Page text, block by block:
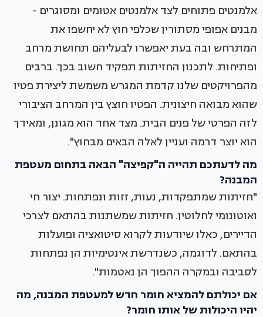
אלמנטים פתוחים לצד אלמנטים אטומים ומסוגרים -
מבנים אפופי מסתורין שכלפי חוץ לא יחשפו את
המתרחש ובה בעת יאפשרו לבעליהם תחושת מרחב
ופתיחות. לתכנון החזיתות תפקיד חשוב בכך. ברבים
מהפרויקטים שלנו קדמת המגרש משמשת ליצירת פטיו
שהוא מבואה חיצונית. הפטיו חוצץ בין המרחב הציבורי
לזה הפרטי של פנים הבית. מצד אחד הוא מגונן, ומאידך
הוא יוצר דרמה ועניין לאלה הבאים מבחוץ".
מה לדעתכם תהייה ה"קפיצה" הבאה בתחום מעטפת
המבנה?
"חזיתות שמתפקדות, נעות, זזות ונפתחות. יצור חי
ואוטונומי לחלוטין. חזיתות שמשתנות בהתאם לצרכי
הדיירים, כאלו שיודעות לקרוא סיטואציה ופועלות
בהתאם. לדוגמה, כשנדרשת אינטימיות הן נפתחות
לסביבה ובמקרה ההפוך הן נאטמות".
אם יכולתם להמציא חומר חדש למעטפת המבנה, מה
יהיו היכולות של אותו חומר?